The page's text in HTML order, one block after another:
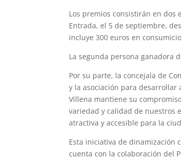
Los premios consistirán en dos
Entrada, el 5 de septiembre,
incluye 300 euros en
La segunda persona ganadora
Por su parte, la concejala de
y la asociación para desarrollar
Villena mantiene su
variedad y calidad de nuestros
atractiva y accesible para la
Esta iniciativa de dinamización
cuenta con la colaboración del